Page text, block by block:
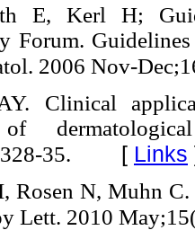
E, Kerl H;
Forum.
2006 Nov-
Clinical
of
35. [ Links
Rosen N, Muhn
Lett. 2010